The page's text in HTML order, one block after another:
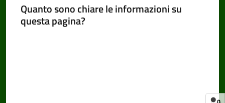
Quanto sono chiare le informazioni su
questa pagina?